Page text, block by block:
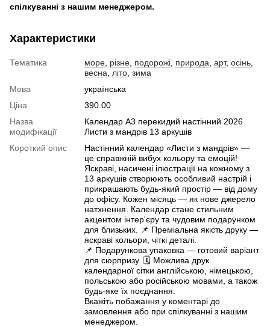
спілкуванні з нашим менеджером.
Характеристики
Тематика море різне подорожі природа арт, осінь
весна
літо зима
Мова
українська
Ціна
390.00
Назва
модифікації
Календар А3 перекидий настінний 2026
Листи з мандрів 13 аркушів
Короткий опис
Настінний календар «Листи з мандрів» —
це справжній вибух кольору та емоцій!
Яскраві, насичені ілюстрації на кожному з
13 аркушів створюють особливий настрій і
прикрашають будь-який простір — від дому
до офісу. Кожен місяць — як нове джерело
натхнення. Календар стане стильним
акцентом інтер'єру та чудовим подарунком
для близьких. 📌 Преміальна якість друку —
яскраві кольори, чіткі деталі.
📌 Подарункова упаковка — готовий варіант
для сюрпризу. 🗓️ Можлива друк
календарної сітки англійською, німецькою,
польською або російською мовами, а також
будь-яке їх поєднання.
Вкажіть побажання у коментарі до
замовлення або при спілкуванні з нашим
менеджером.